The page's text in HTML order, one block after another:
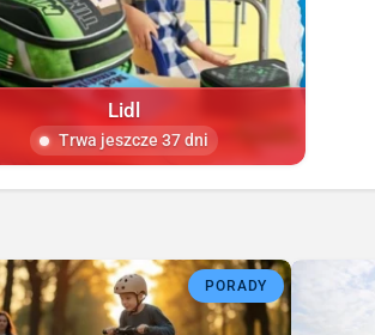
Lidl
Trwa jeszcze 37 dni
PORADY